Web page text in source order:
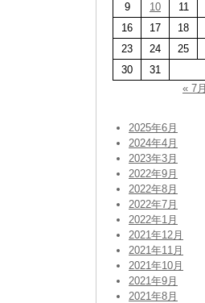
9
10 11
16
17 18
23
24 25
30
31
« 7月
2025年6月
2024年4月
2023年3月
2022年9月
2022年8月
2022年7月
2022年1月
2021年12月
2021年11月
2021年10月
2021年9月
2021年8月